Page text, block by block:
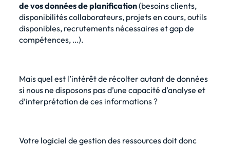
de vos données de planification(besoins clients,
disponibilités collaborateurs, projets en cours, outils
disponibles, recrutements nécessaires et gap de
compétences, …).
Mais quel est l’intérêt de récolter autant de données
si nous ne disposons pas d’une capacité d’analyse et
d’interprétation de ces informations ?
Votre logiciel de gestion des ressources doit donc